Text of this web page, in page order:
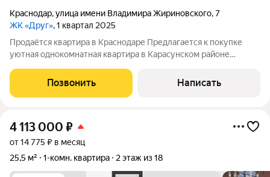
Краснодар,улица имени Владимира Жириновского,7
ЖК «Друг», 1 квартал 2025
Продаётся квартира в Краснодаре Предлагается к покупке
уютная однокомнатная квартира в Карасунском районе
Квартира расположена на десятом этаже
девятнадцатиэтажного монолитного дома,
Позвонить Написать
4 113 000 ₽
от 14 775 ₽ в месяц
25,5 м²
1-комн. квартира 2 этаж из 18